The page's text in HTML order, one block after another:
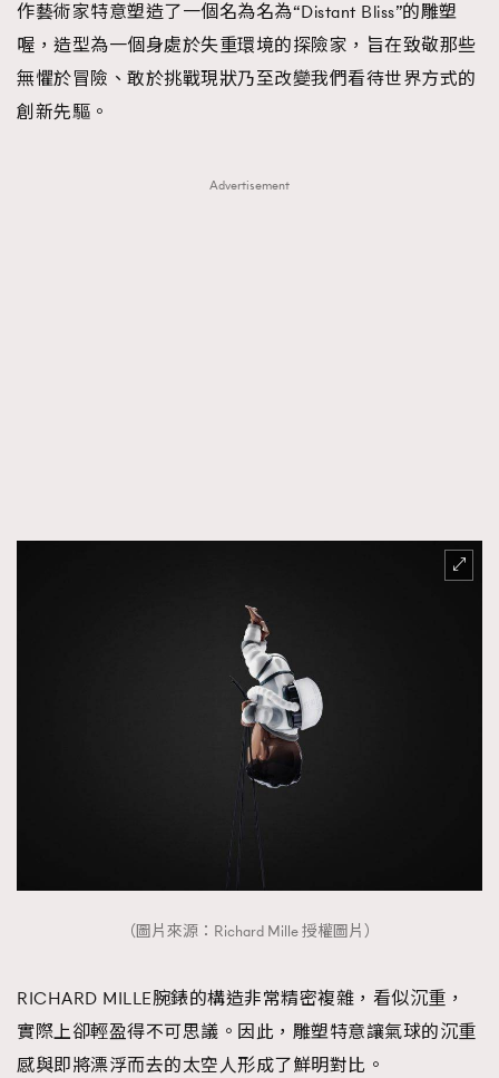
作藝術家特意塑造了一個名為名為“Distant Bliss”的雕塑
喔，造型為一個身處於失重環境的探險家，旨在致敬那些
無懼於冒險、敢於挑戰現狀乃至改變我們看待世界方式的
創新先驅。
Advertisement
（圖片來源：Richard Mille 授權圖片）
RICHARD MILLE腕錶的構造非常精密複雜，看似沉重，
實際上卻輕盈得不可思議。因此，雕塑特意讓氣球的沉重
感與即將漂浮而去的太空人形成了鮮明對比。